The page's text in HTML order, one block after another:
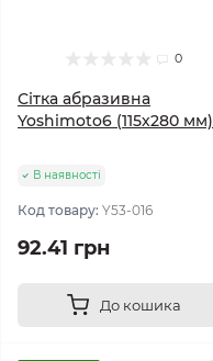
0
Сітка абразивна
Yoshimoto6 (115х280 мм)
В наявності
Код товару: Y53-016
92.41 грн
До кошика